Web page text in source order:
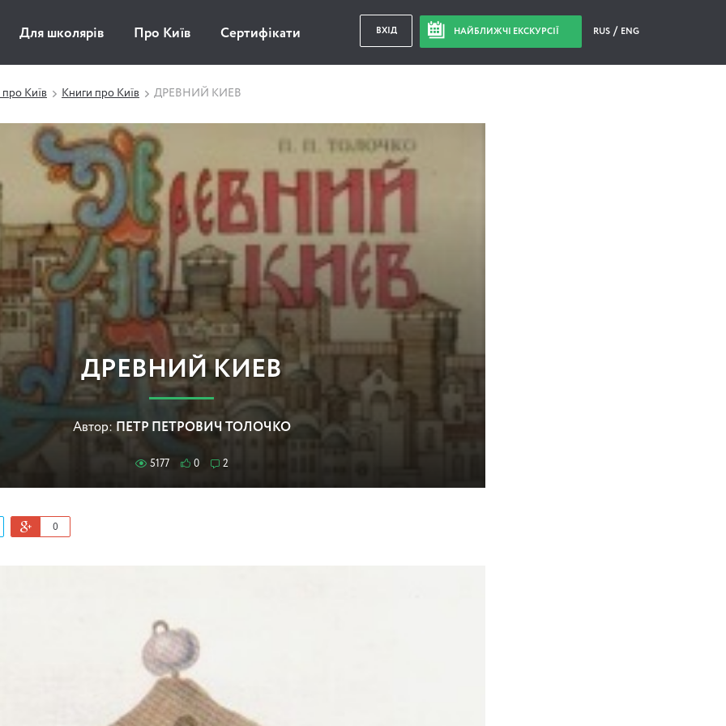
Для школярів Про Київ Сертифікати ВХІД НАЙБЛИЖЧІ ЕКСКУРСІЇ RUS ENG
про Київ Книги про Київ ДРЕВНИЙ КИЕВ
ДРЕВНИЙ КИЕВ
Автор: ПЕТР ПЕТРОВИЧ ТОЛОЧКО
5177 0 2
0